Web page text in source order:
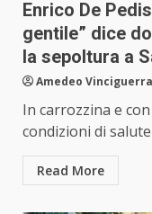
Enrico De
gentile” dice
la sepoltura a
Amedeo Vinciguerra
In carrozzina e
condizioni di
Read More